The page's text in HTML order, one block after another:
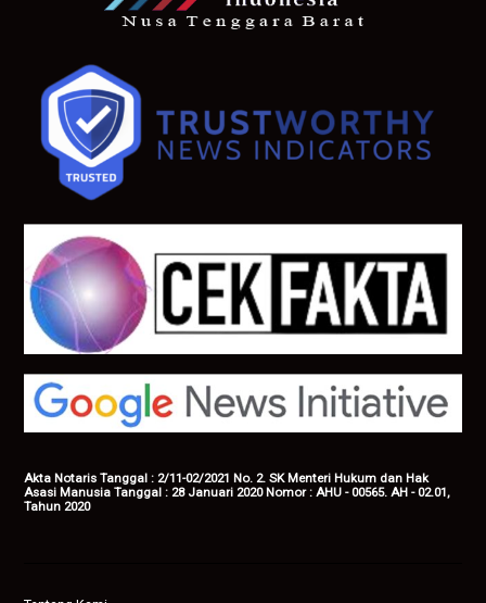
Akta Notaris Tanggal : 2/11-02/2021 No. 2. SK Menteri Hukum dan Hak
Asasi Manusia Tanggal : 28 Januari 2020 Nomor : AHU - 00565. AH - 02.01,
Tahun 2020